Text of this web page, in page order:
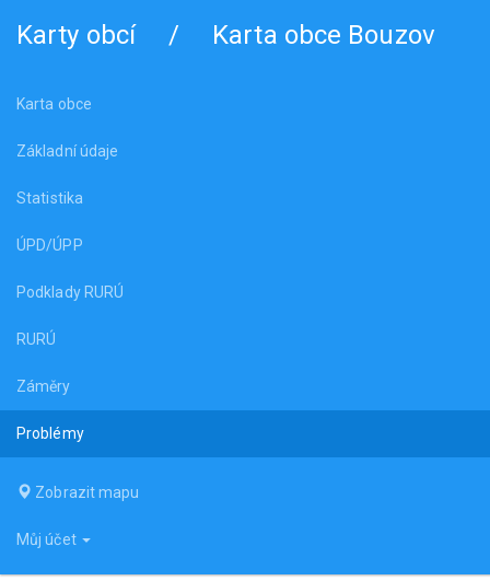
Karty obcí / Karta obce Bouzov
Karta obce
Základní údaje
Statistika
ÚPD/ÚPP
Podklady RURÚ
RURÚ
Záměry
Problémy
Zobrazit mapu
Můj účet